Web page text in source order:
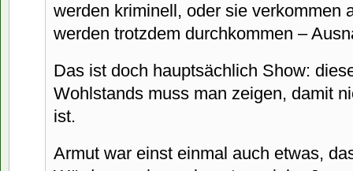
werden kriminell, oder sie verkommen
werden trotzdem durchkommen –
Das ist doch hauptsächlich Show:
Wohlstands muss man zeigen, damit
ist.
Armut war einst einmal auch etwas,